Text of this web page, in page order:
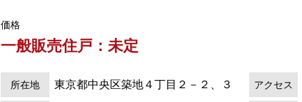
価格
一般販売住戸：未定
所在地 東京都中央区築地４丁目２－２、３ アクセス